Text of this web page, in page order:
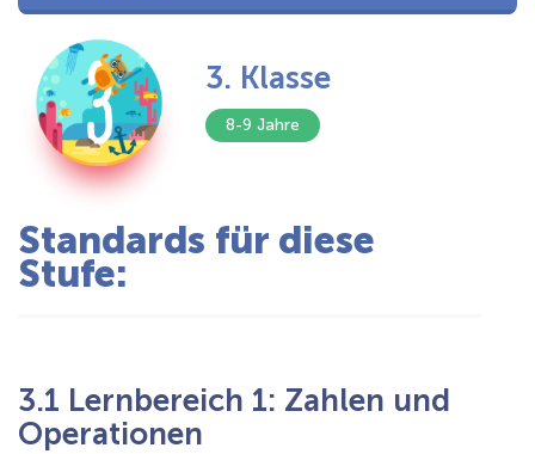
3. Klasse
8-9 Jahre
Standards für diese
Stufe:
3.1 Lernbereich 1: Zahlen und
Operationen
Mini-Kinder
Vorschule
1. Klasse
3. Klasse
5. Klasse